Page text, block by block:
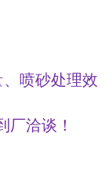
喷砂处理效
厂洽谈！